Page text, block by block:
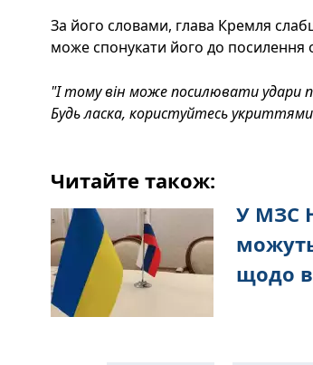
За його словами, глава Кремля
може спонукати його до посилення
"І тому він може посилювати
Будь ласка, користуйтесь
Читайте також:
У МЗС
щодо